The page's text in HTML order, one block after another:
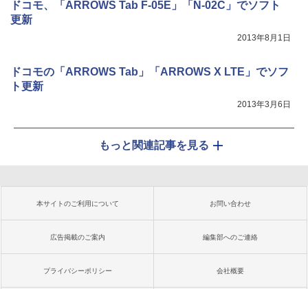
ドコモ、「ARROWS Tab F-05E」「N-02C」でソフト
更新
2013年8月1日
ドコモの「ARROWS Tab」「ARROWS X LTE」でソフ
ト更新
2013年3月6日
もっと関連記事を見る
本サイトのご利用について お問い合わせ
広告掲載のご案内 編集部へのご連絡
プライバシーポリシー 会社概要